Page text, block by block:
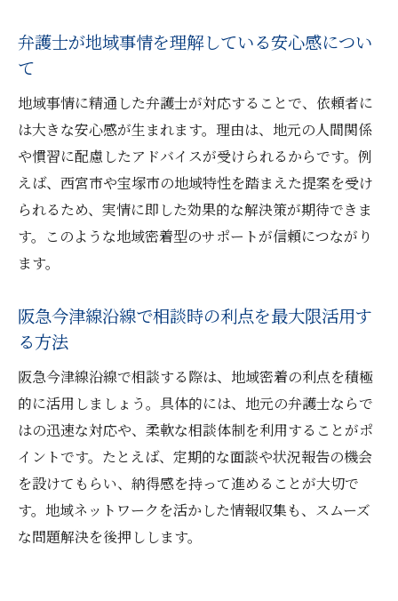
弁護士が地域事情を理解している安心感につい
て
地域事情に精通した弁護士が対応することで、依頼者に
は大きな安心感が生まれます。理由は、地元の人間関係
や慣習に配慮したアドバイスが受けられるからです。例
えば、西宮市や宝塚市の地域特性を踏まえた提案を受け
られるため、実情に即した効果的な解決策が期待できま
す。このような地域密着型のサポートが信頼につながり
ます。
阪急今津線沿線で相談時の利点を最大限活用す
る方法
阪急今津線沿線で相談する際は、地域密着の利点を積極
的に活用しましょう。具体的には、地元の弁護士ならで
はの迅速な対応や、柔軟な相談体制を利用することがポ
イントです。たとえば、定期的な面談や状況報告の機会
を設けてもらい、納得感を持って進めることが大切で
す。地域ネットワークを活かした情報収集も、スムーズ
な問題解決を後押しします。